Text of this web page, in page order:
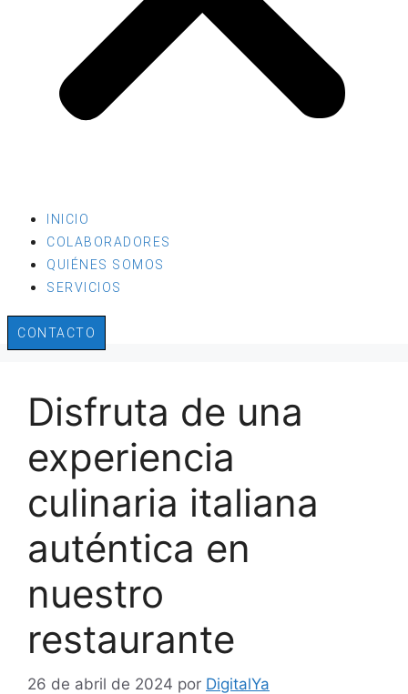
INICIO
COLABORADORES
QUIÉNES SOMOS
SERVICIOS
CONTACTO
Disfruta de una
experiencia
culinaria italiana
auténtica en
nuestro
restaurante
26 de abril de 2024 por DigitalYa